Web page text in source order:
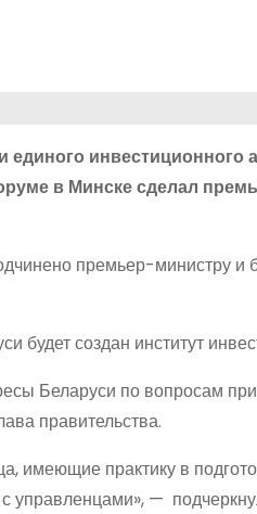
инвестиционного
в Минске сделал
премьер-министру и
будет создан институт
Беларуси по вопросам
правительства.
имеющие практику в
управленцами», —